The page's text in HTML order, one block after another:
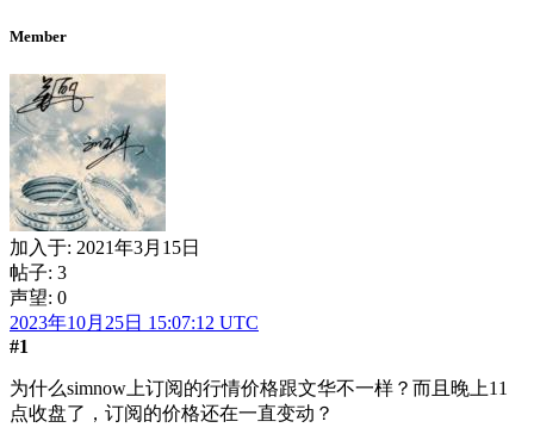
Member
加入于: 2021年3月15日
帖子: 3
声望: 0
2023年10月25日 15:07:12 UTC
#1
为什么simnow上订阅的行情价格跟文华不一样？而且晚上11
点收盘了，订阅的价格还在一直变动？